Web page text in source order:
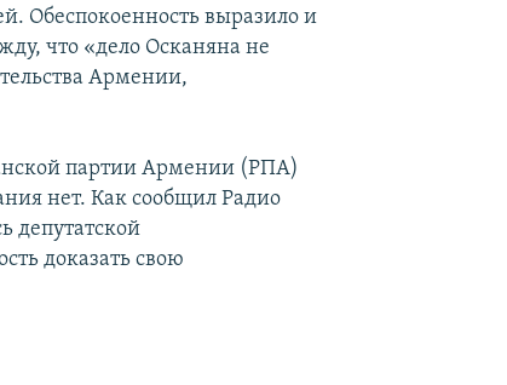
Обеспокоенность выразило и
что «дело Осканяна не
Армении,
партии Армении (РПА)
нет. Как сообщил Радио
депутатской
доказать свою